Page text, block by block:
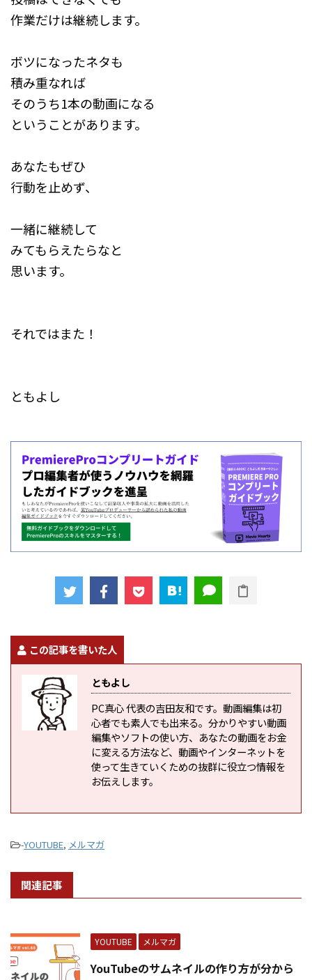
作業だけは継続します。
ボツになったネタも
積み重なれば
そのうち1本の動画になる
ということがあります。
あなたもぜひ
行動を止めず、
一緒に継続して
みてもらえたらなと
思います。
それではまた！
ともよし
この記事を書いた人
ともよし
PC真心 代表の吉田友和です。動画編集は初
心者でも素人でも出来る。分かりやすい動画
編集やソフトの使い方、あなたの動画をお金
に変える方法など、動画やインターネットを
使って生きていくための抜群に役立つ情報を
お伝えします。
-YOUTUBE, メルマガ
関連記事
YOUTUBE メルマガ
YouTubeのサムネイルの作り方が分から